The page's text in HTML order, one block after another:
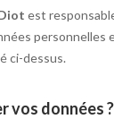
est
personnelles
ci-dessus.
vos données ?